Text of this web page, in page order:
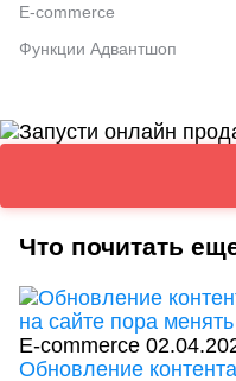
E-commerce
Функции Адвантшоп
Что почитать
E-commerce
Обновление